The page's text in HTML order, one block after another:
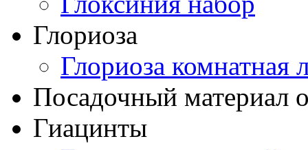
Глориоза
Глориоза комнатная
Посадочный материал
Гиацинты